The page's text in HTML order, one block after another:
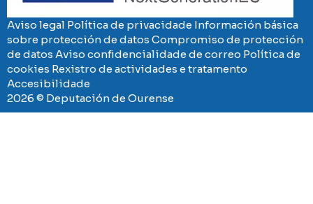
Aviso legal Política de privacidade Información básica
sobre protección de datos Compromiso de protección
de datos Aviso confidencialidade de correo Política de
cookies Rexistro de actividades e tratamento
Accesibilidade
2026 © Deputación de Ourense